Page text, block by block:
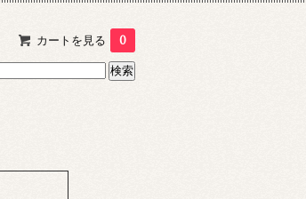
カートを見る 0